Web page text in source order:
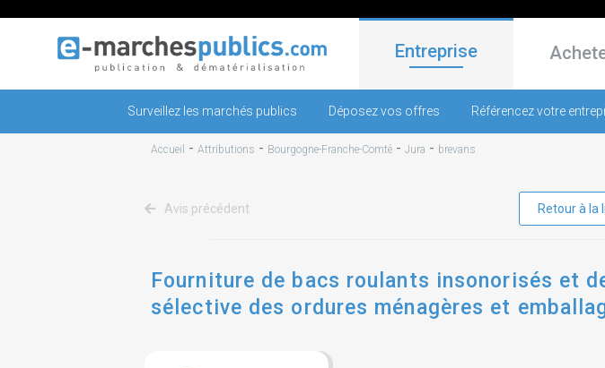
Entreprise
Surveillez les marchés publics Déposez vos offres Référencez votre
Accueil - Attributions - Bourgogne-Franche-Comté - Jura - brevans
Avis précédent Retour à la
Fourniture de bacs roulants insonorisés et
sélective des ordures ménagères et